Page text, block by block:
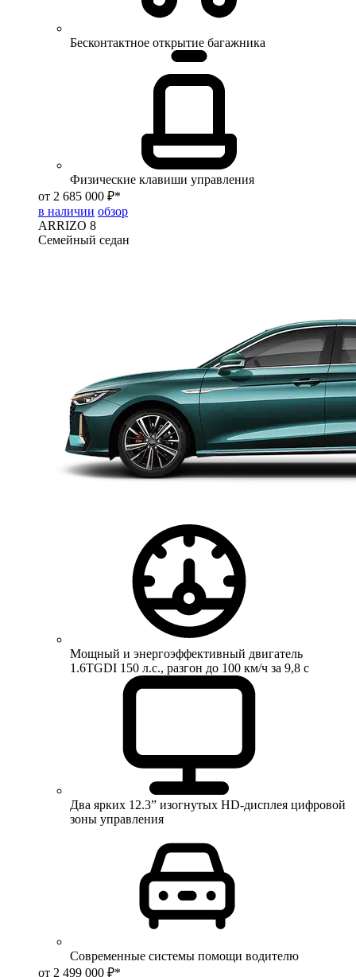
Бесконтактное открытие багажника
Физические клавиши управления
от 2 685 000 ₽*
в наличии обзор
ARRIZO 8
Семейный седан
Мощный и энергоэффективный двигатель
1.6TGDI 150 л.с., разгон до 100 км/ч за 9,8 с
Два ярких 12.3” изогнутых HD-дисплея цифровой
зоны управления
Современные системы помощи водителю
от 2 499 000 ₽*